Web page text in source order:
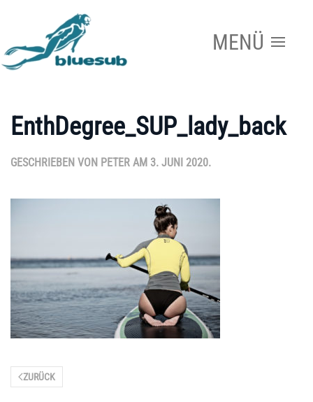
Zum Hauptinhalt springen MENÜ
EnthDegree_SUP_lady_back
GESCHRIEBEN VON PETER AM 3. JUNI 2020.
ZURÜCK